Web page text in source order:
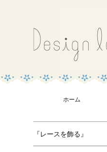
ホーム
『レースを飾る』